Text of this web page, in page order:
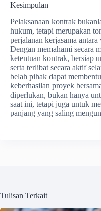
Kesimpulan
Pelaksanaan kontrak
hukum, tetapi merupakan
perjalanan kerjasama
Dengan memahami secara
ketentuan kontrak, bersiap
serta terlibat secara aktif
belah pihak dapat
keberhasilan proyek
diperlukan, bukan hanya
saat ini, tetapi juga untuk
panjang yang saling
Tulisan Terkait